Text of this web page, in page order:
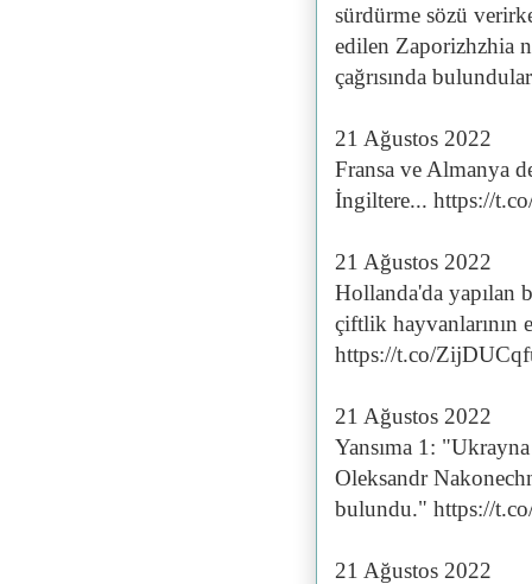
sürdürme sözü
edilen Zaporizhzhia
çağrısında
21 Ağustos 2022
Fransa ve Almanya
İngiltere... https://
21 Ağustos 2022
Hollanda'da yapılan
çiftlik hayvanlarının
https://t.co/
21 Ağustos 2022
Yansıma 1:
Oleksandr
bulundu." https://
21 Ağustos 2022